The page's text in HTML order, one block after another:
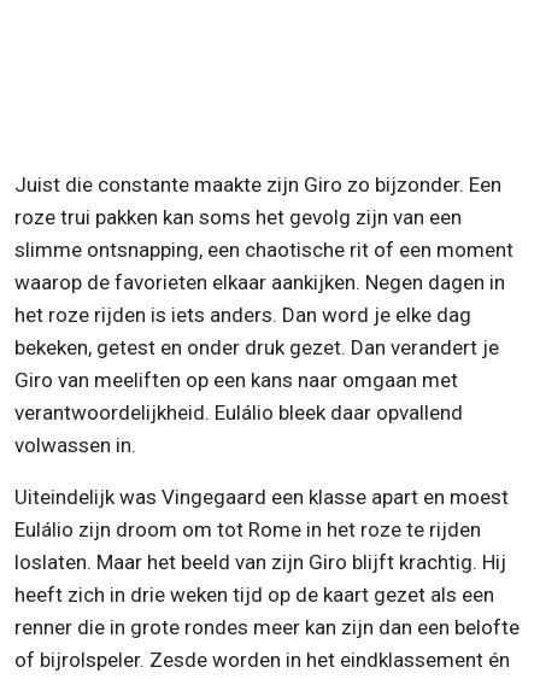
Juist die constante maakte zijn Giro zo bijzonder. Een
roze trui pakken kan soms het gevolg zijn van een
slimme ontsnapping, een chaotische rit of een moment
waarop de favorieten elkaar aankijken. Negen dagen in
het roze rijden is iets anders. Dan word je elke dag
bekeken, getest en onder druk gezet. Dan verandert je
Giro van meeliften op een kans naar omgaan met
verantwoordelijkheid. Eulálio bleek daar opvallend
volwassen in.
Uiteindelijk was Vingegaard een klasse apart en moest
Eulálio zijn droom om tot Rome in het roze te rijden
loslaten. Maar het beeld van zijn Giro blijft krachtig. Hij
heeft zich in drie weken tijd op de kaart gezet als een
renner die in grote rondes meer kan zijn dan een belofte
of bijrolspeler. Zesde worden in het eindklassement én